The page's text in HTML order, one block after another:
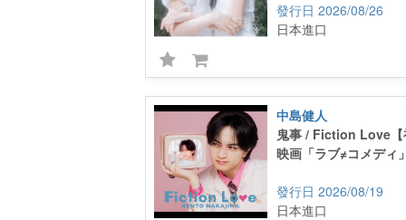
2026/08/26
日本進口
中島健人
鬼事 / Fiction Love【
映画「ラブ≠コメディ
2026/08/19
日本進口